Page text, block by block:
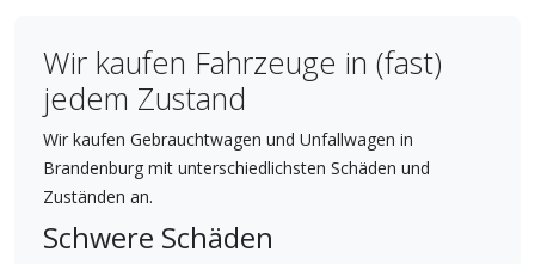
Wir kaufen Fahrzeuge in (fast)
jedem Zustand
Wir kaufen Gebrauchtwagen und Unfallwagen in
Brandenburg mit unterschiedlichsten Schäden und
Zuständen an.
Schwere Schäden